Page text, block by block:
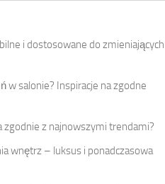
i dostosowane do zmieniających
w salonie? Inspiracje na zgodne
zgodnie z najnowszymi trendami?
wnętrz – luksus i ponadczasowa